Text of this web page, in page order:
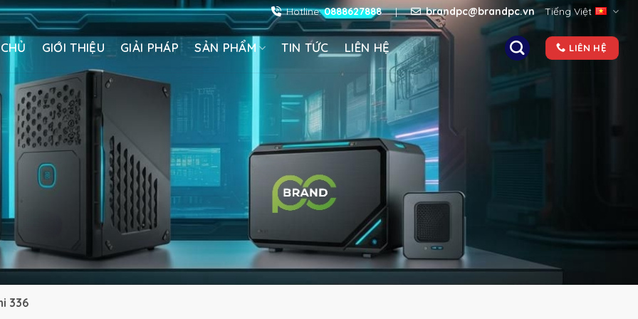
Hotline:0888627888 | brandpc@brandpc.vn Tiếng Việt
GIỚI THIỆU GIẢI PHÁP SẢN PHẨM TIN TỨC LIÊN HỆ LIÊN HỆ
336